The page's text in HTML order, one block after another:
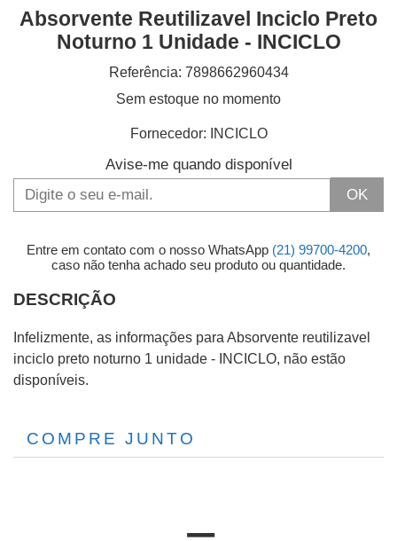
Absorvente Reutilizavel Inciclo Preto
Noturno 1 Unidade - INCICLO
Referência: 7898662960434
Sem estoque no momento
Fornecedor: INCICLO
Avise-me quando disponível
OK
Entre em contato com o nosso WhatsApp (21) 99700-4200,
caso não tenha achado seu produto ou quantidade.
DESCRIÇÃO
Infelizmente, as informações para Absorvente reutilizavel
inciclo preto noturno 1 unidade - INCICLO, não estão
disponíveis.
COMPRE JUNTO